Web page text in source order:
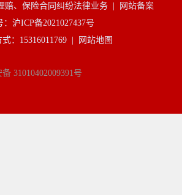
赔、保险合同纠纷法律业务 |
网站备案
：沪ICP备2021027437号
：15316011769 |
网站地图
31010402009391号